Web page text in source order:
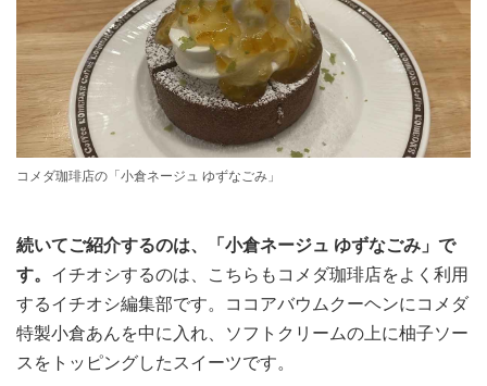
コメダ珈琲店の「小倉ネージュ ゆずなごみ」
続いてご紹介するのは、「小倉ネージュ ゆずなごみ」で
す。 イチオシするのは、こちらもコメダ珈琲店をよく利用
するイチオシ編集部です。ココアバウムクーヘンにコメダ
特製小倉あんを中に入れ、ソフトクリームの上に柚子ソー
スをトッピングしたスイーツです。